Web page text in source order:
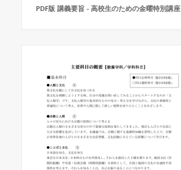
PDF版 講義要旨 - 高校生のための金曜特別講座